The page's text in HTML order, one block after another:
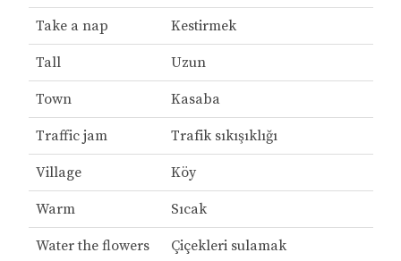
Take a nap Kestirmek
Tall Uzun
Town Kasaba
Traffic jam Trafik sıkışıklığı
Village Köy
Warm Sıcak
Water the flowers Çiçekleri sulamak